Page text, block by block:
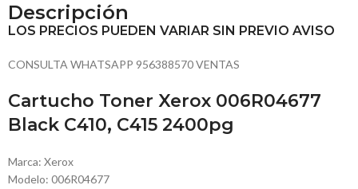
Descripción
LOS PRECIOS PUEDEN VARIAR SIN PREVIO AVISO
CONSULTA WHATSAPP 956388570 VENTAS
Cartucho Toner Xerox 006R04677
Black C410, C415 2400pg
Marca: Xerox
Modelo: 006R04677